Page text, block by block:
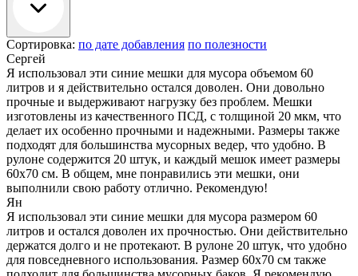
Сортировка: по дате добавления по полезности
Сергей
Я использовал эти синие мешки для мусора объемом 60
литров и я действительно остался доволен. Они довольно
прочные и выдерживают нагрузку без проблем. Мешки
изготовлены из качественного ПСД, с толщиной 20 мкм, что
делает их особенно прочными и надежными. Размеры также
подходят для большинства мусорных ведер, что удобно. В
рулоне содержится 20 штук, и каждый мешок имеет размеры
60х70 см. В общем, мне понравились эти мешки, они
выполнили свою работу отлично. Рекомендую!
Ян
Я использовал эти синие мешки для мусора размером 60
литров и остался доволен их прочностью. Они действительно
держатся долго и не протекают. В рулоне 20 штук, что удобно
для повседневного использования. Размер 60х70 см также